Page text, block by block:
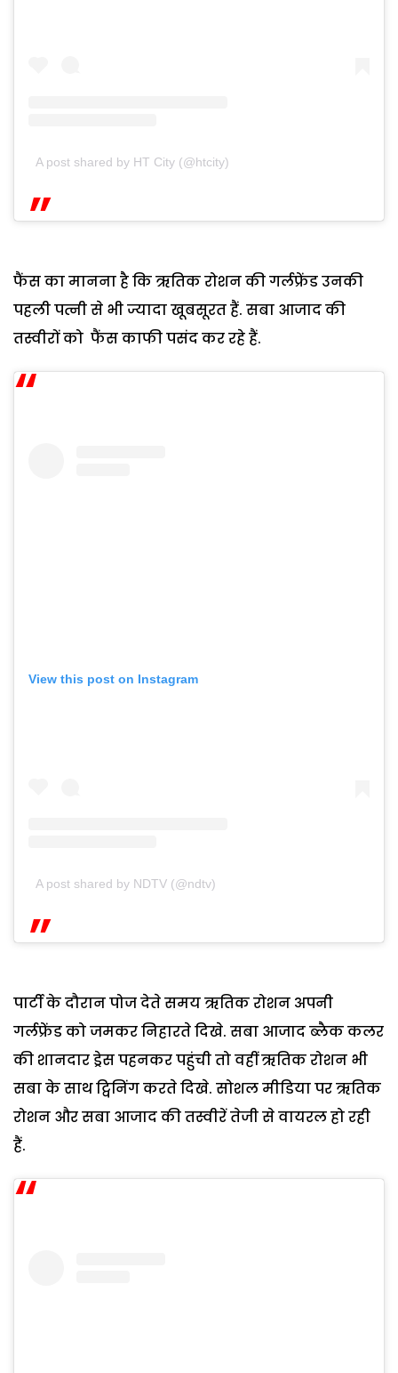
A post shared by HT City (@htcity)
फैंस का मानना है कि ऋतिक रोशन की गर्लफ्रेंड उनकी
पहली पत्नी से भी ज्यादा खूबसूरत हैं. सबा आजाद की
तस्वीरों को फैंस काफी पसंद कर रहे हैं.
View this post on Instagram
A post shared by NDTV (@ndtv)
पार्टी के दौरान पोज देते समय ऋतिक रोशन अपनी
गर्लफ्रेंड को जमकर निहारते दिखे. सबा आजाद ब्लैक कलर
की शानदार ड्रेस पहनकर पहुंची तो वहीं ऋतिक रोशन भी
सबा के साथ ट्विनिंग करते दिखे. सोशल मीडिया पर ऋतिक
रोशन और सबा आजाद की तस्वीरें तेजी से वायरल हो रही
हैं.